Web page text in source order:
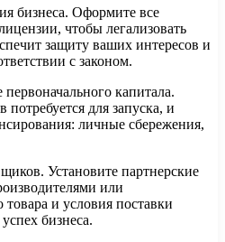
бизнеса. Оформите все
чтобы легализовать
защиту ваших интересов и
с законом.
капитала.
потребуется для запуска, и
личные сбережения,
Установите партнерские
или
и условия поставки
бизнеса.